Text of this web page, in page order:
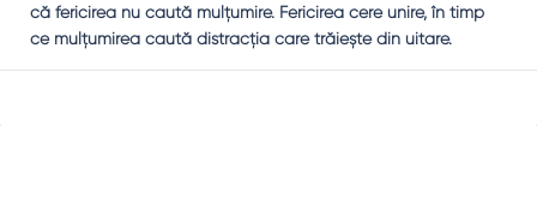
că fericirea nu caută mulţumire. Fericirea cere unire, în timp
ce mulţumirea caută distracţia care trăieşte din uitare.